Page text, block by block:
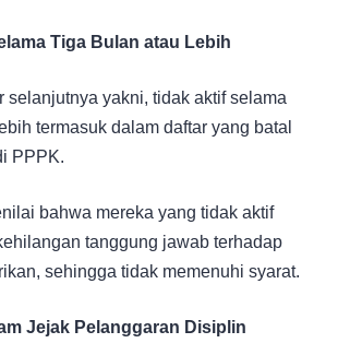
Tiga Bulan atau Lebih
selanjutnya yakni, tidak aktif selama
termasuk dalam daftar yang batal
PPPK.
bahwa mereka yang tidak aktif
tanggung jawab terhadap
sehingga tidak memenuhi syarat.
Jejak Pelanggaran Disiplin